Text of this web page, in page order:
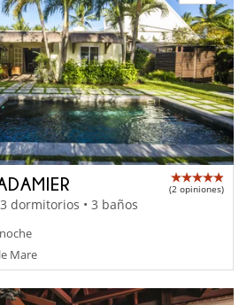
(2 opiniones)
dormitorios • 3 baños
Mare